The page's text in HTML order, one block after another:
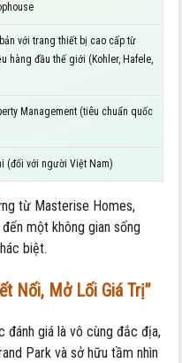
với trang thiết bị cao cấp từ
hàng đầu thế giới (Kohler, Hafele,
Management (tiêu chuẩn quốc
(đối với người Việt Nam)
từ Masterise Homes,
một không gian sống
biệt.
Nối, Mở Lối Giá Trị”
giá là vô cùng đắc địa,
Park và sở hữu tầm nhìn